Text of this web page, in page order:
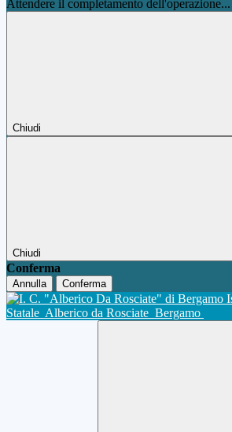
Attendere il completamento dell'operazione...
Chiudi
Chiudi
Conferma
Annulla Conferma
Statale Alberico da Rosciate Bergamo